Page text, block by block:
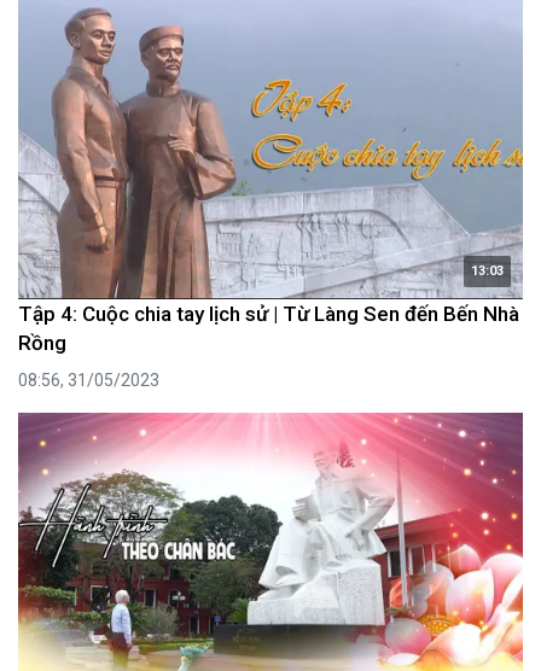
13:03
Tập 4: Cuộc chia tay lịch sử | Từ Làng Sen đến Bến Nhà
Rồng
08:56, 31/05/2023